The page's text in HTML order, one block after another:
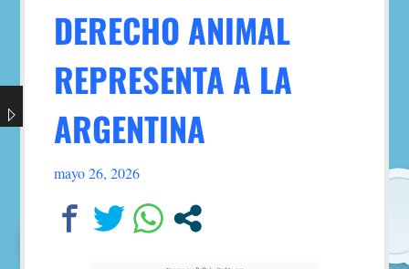
DERECHO ANIMAL
REPRESENTA A LA
ARGENTINA
mayo 26, 2026